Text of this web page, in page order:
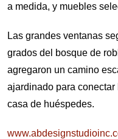
a medida, y muebles
Las grandes ventanas
grados del bosque de
agregaron un camino
ajardinado para
casa de huéspedes.